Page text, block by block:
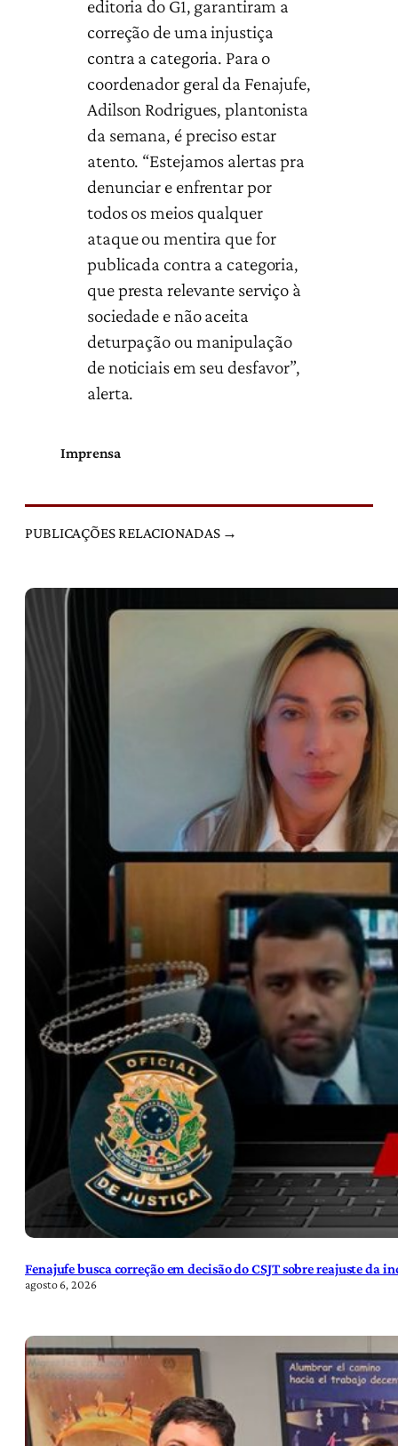
editoria do G1, garantiram a
correção de uma injustiça
contra a categoria. Para o
coordenador geral da Fenajufe,
Adilson Rodrigues, plantonista
da semana, é preciso estar
atento. “Estejamos alertas pra
denunciar e enfrentar por
todos os meios qualquer
ataque ou mentira que for
publicada contra a categoria,
que presta relevante serviço à
sociedade e não aceita
deturpação ou manipulação
de noticiais em seu desfavor”,
alerta.
Imprensa
PUBLICAÇÕES RELACIONADAS →
Fenajufe busca correção em decisão do CSJT sobre reajuste da
agosto 6, 2026